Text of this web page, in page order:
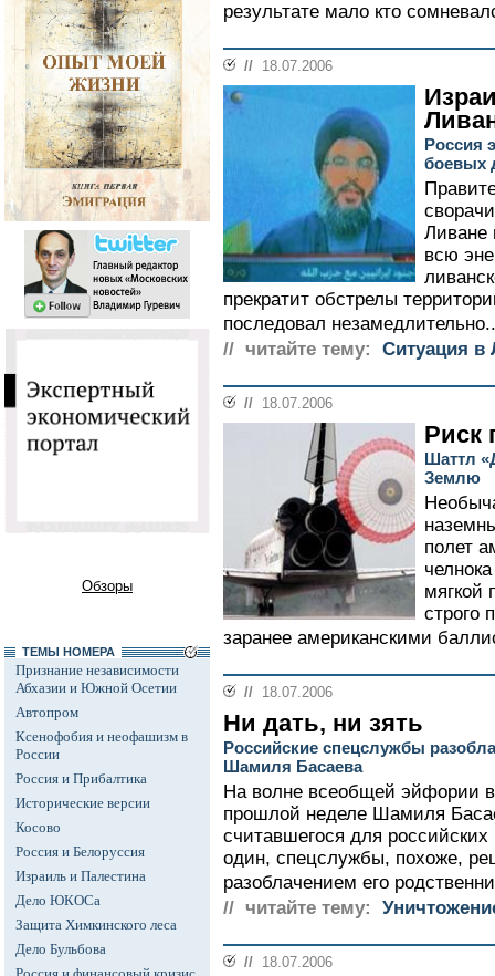
Обзоры
ТЕМЫ НОМЕРА
Признание независимости
Абхазии и Южной Осетии
Автопром
Ксенофобия и неофашизм в
России
Россия и Прибалтика
Исторические версии
Косово
Россия и Белоруссия
Израиль и Палестина
Дело ЮКОСа
Защита Химкинского леса
Дело Бульбова
результате мало кто
// 18.07.2006
Россия
боевых
Ливане
всю
прекратит обстрелы
последовал
// читайте тему:
Cитуация в
// 18.07.2006
Риск
Шаттл
Землю
полет
мягкой
строго
заранее американскими
// 18.07.2006
Ни дать, ни зять
Российские спецслужбы
Шамиля Басаева
На волне всеобщей эйфории
прошлой неделе Шамиля
считавшегося для
один, спецслужбы, похоже,
разоблачением его
// читайте тему:
// 18.07.2006